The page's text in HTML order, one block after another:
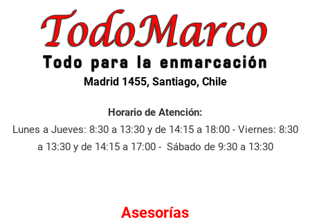
Madrid 1455, Santiago, Chile
Horario de Atención:
Lunes a Jueves: 8:30 a 13:30 y de 14:15 a 18:00 - Viernes: 8:30
a 13:30 y de 14:15 a 17:00 - Sábado de 9:30 a 13:30
Asesorías